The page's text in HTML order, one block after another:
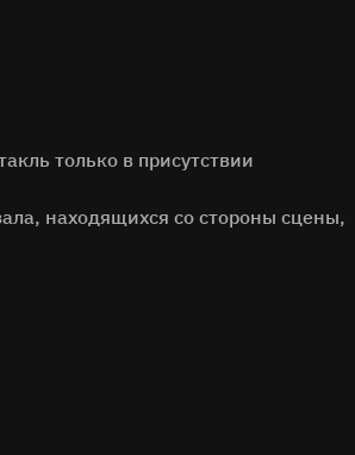
только в присутствии
находящихся со стороны сцены,